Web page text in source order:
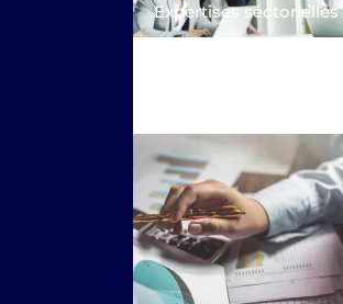
Expertises sectorielles